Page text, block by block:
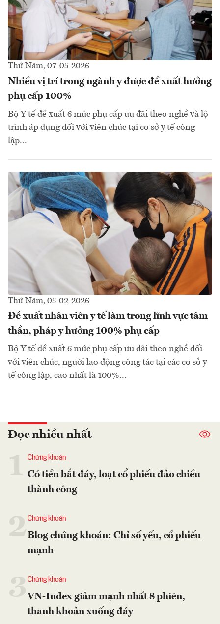
Thứ Năm, 07-05-2026
Nhiều vị trí trong ngành y được đề xuất hưởng
phụ cấp 100%
Bộ Y tế đề xuất 6 mức phụ cấp ưu đãi theo nghề và lộ
trình áp dụng đối với viên chức tại cơ sở y tế công
lập...
Thứ Năm, 05-02-2026
Đề xuất nhân viên y tế làm trong lĩnh vực tâm
thần, pháp y hưởng 100% phụ cấp
Bộ Y tế đề xuất 6 mức phụ cấp ưu đãi theo nghề đối
với viên chức, người lao động công tác tại các cơ sở y
tế công lập, cao nhất là 100%...
Đọc nhiều nhất
Chứng khoán
Có tiền bắt đáy, loạt cổ phiếu đảo chiều
thành công
2Chứng khoán
Blog chứng khoán: Chỉ số yếu, cổ phiếu
mạnh
Chứng khoán
VN-Index giảm mạnh nhất 8 phiên,
thanh khoản xuống đáy